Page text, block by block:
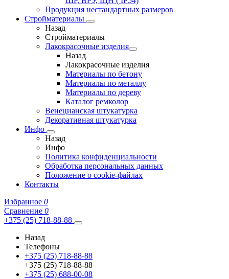
Продукция нестандартных размеров
Стройматериалы
Назад
Стройматериалы
Лакокрасочные изделия
Назад
Лакокрасочные изделия
Материалы по бетону
Материалы по металлу
Материалы по дереву
Каталог ремколор
Венецианская штукатурка
Декоративная штукатурка
Инфо
Назад
Инфо
Политика конфиденциальности
Обработка персональных данных
Положение о cookie-файлах
Контакты
Избранное 0
Сравнение 0
+375 (25) 718-88-88
Назад
Телефоны
+375 (25) 718-88-88
+375 (25) 718-88-88
+375 (25) 688-00-08